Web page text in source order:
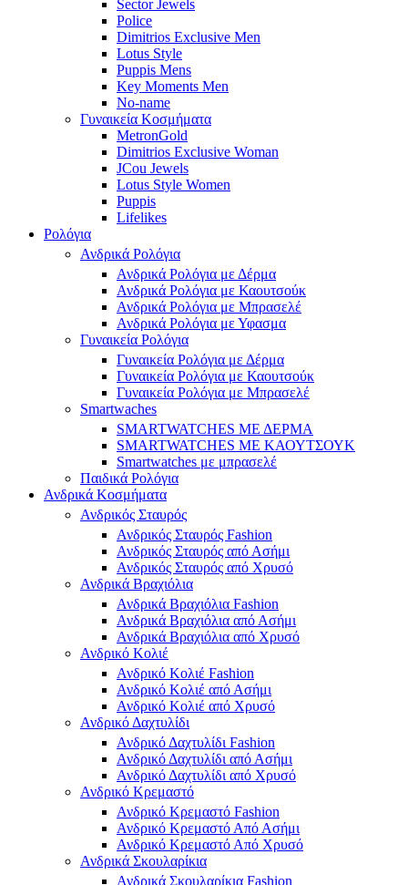
Sector Jewels
Police
Dimitrios Exclusive Men
Lotus Style
Puppis Mens
Key Moments Men
No-name
Γυναικεία Κοσμήματα
MetronGold
Dimitrios Exclusive Woman
JCou Jewels
Lotus Style Women
Puppis
Lifelikes
Ρολόγια
Ανδρικά Ρολόγια
Ανδρικά Ρολόγια με Δέρμα
Ανδρικά Ρολόγια με Καουτσούκ
Ανδρικά Ρολόγια με Μπρασελέ
Ανδρικά Ρολόγια με Υφασμα
Γυναικεία Ρολόγια
Γυναικεία Ρολόγια με Δέρμα
Γυναικεία Ρολόγια με Καουτσούκ
Γυναικεία Ρολόγια με Μπρασελέ
Smartwaches
SMARTWATCHES ΜΕ ΔΕΡΜΑ
SMARTWATCHES ΜΕ ΚΑΟΥΤΣΟΥΚ
Smartwatches με μπρασελέ
Παιδικά Ρολόγια
Ανδρικά Κοσμήματα
Ανδρικός Σταυρός
Ανδρικός Σταυρός Fashion
Ανδρικός Σταυρός από Ασήμι
Ανδρικός Σταυρός από Χρυσό
Ανδρικά Βραχιόλια
Ανδρικά Βραχιόλια Fashion
Ανδρικά Βραχιόλια από Ασήμι
Ανδρικά Βραχιόλια από Χρυσό
Ανδρικό Κολιέ
Ανδρικό Κολιέ Fashion
Ανδρικό Κολιέ από Ασήμι
Ανδρικό Κολιέ από Χρυσό
Ανδρικό Δαχτυλίδι
Ανδρικό Δαχτυλίδι Fashion
Ανδρικό Δαχτυλίδι από Ασήμι
Ανδρικό Δαχτυλίδι από Χρυσό
Ανδρικό Κρεμαστό
Ανδρικό Κρεμαστό Fashion
Ανδρικό Κρεμαστό Από Ασήμι
Ανδρικό Κρεμαστό Από Χρυσό
Ανδρικά Σκουλαρίκια
Ανδρικά Σκουλαρίκια Fashion